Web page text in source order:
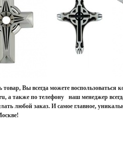
товар, Вы всегда можете
а также по телефону наш менеджер
любой заказ. И самое главное,